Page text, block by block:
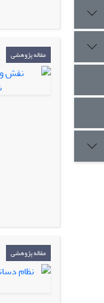
مقاله پژوهشی
مقاله پژوهشی